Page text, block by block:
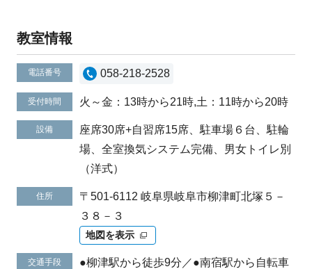
教室情報
電話番号 058-218-2528
受付時間 火～金：13時から21時,土：11時から20時
設備
座席30席+自習席15席、駐車場６台、駐輪
場、全室換気システム完備、男女トイレ別
（洋式）
住所
〒501-6112 岐阜県岐阜市柳津町北塚５－
３８－３
地図を表示
交通手段
●柳津駅から徒歩9分／●南宿駅から自転車